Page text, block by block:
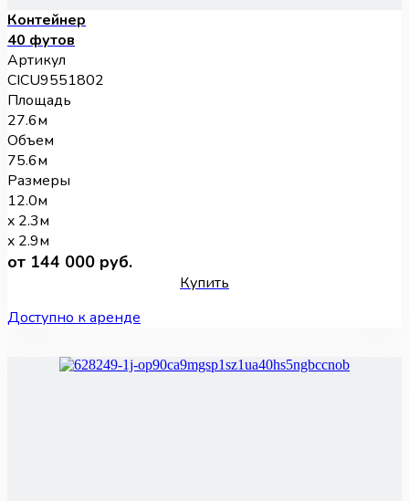
Контейнер
40 футов
Артикул
CICU9551802
Площадь
27.6м
Объем
75.6м
Размеры
12.0м
x 2.3м
x 2.9м
от 144 000 руб.
Купить
Доступно к аренде